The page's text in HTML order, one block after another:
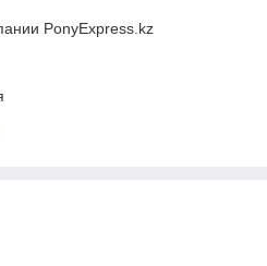
PonyExpress.kz